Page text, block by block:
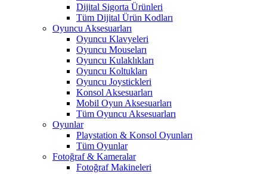
Dijital Sigorta Ürünleri
Tüm Dijital Ürün Kodları
Oyuncu Aksesuarları
Oyuncu Klavyeleri
Oyuncu Mouseları
Oyuncu Kulaklıkları
Oyuncu Koltukları
Oyuncu Joystickleri
Konsol Aksesuarları
Mobil Oyun Aksesuarları
Tüm Oyuncu Aksesuarları
Oyunlar
Playstation & Konsol Oyunları
Tüm Oyunlar
Fotoğraf & Kameralar
Fotoğraf Makineleri